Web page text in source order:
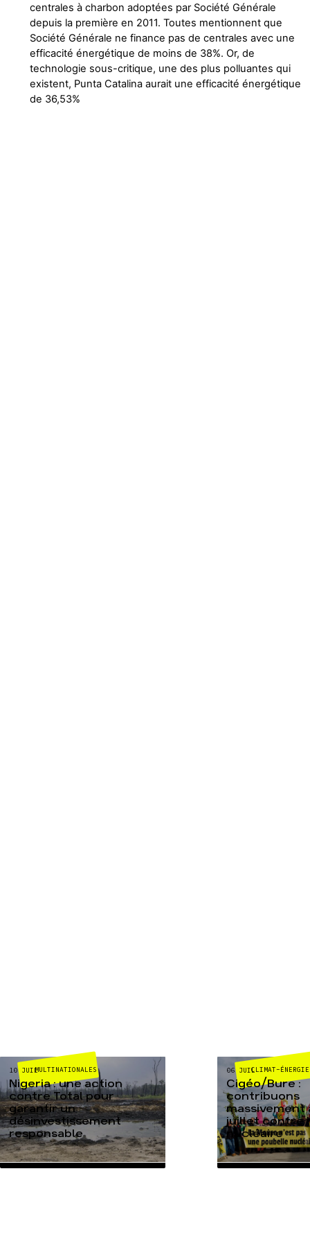
centrales à charbon adoptées par Société Générale
depuis la première en 2011. Toutes mentionnent que
Société Générale ne finance pas de centrales avec une
efficacité énergétique de moins de 38%. Or, de
technologie sous-critique, une des plus polluantes qui
existent, Punta Catalina aurait une efficacité énergétique
de 36,53%
MULTINATIONALES
10 JUIL
Nigeria : une action
contre Total pour
garantir un
désinvestissement
responsable
CLIMAT-ÉNERGIE
06 JUIL
Cigéo/Bure :
contribuons
massivement
juillet contre
nucléaire